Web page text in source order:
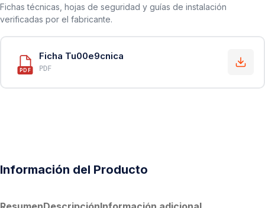
Fichas técnicas, hojas de seguridad y guías de instalación
verificadas por el fabricante.
PDF
Ficha Tu00e9cnica
PDF
Información del Producto